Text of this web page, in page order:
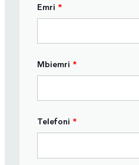
Emri *
Mbiemri *
Telefoni *